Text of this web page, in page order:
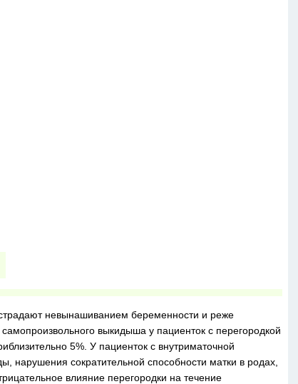
невынашиванием беременности и реже
выкидыша у пациенток с перегородкой
5%. У пациенток с внутриматочной
нарушения сократительной способности матки в родах,
влияние перегородки на течение